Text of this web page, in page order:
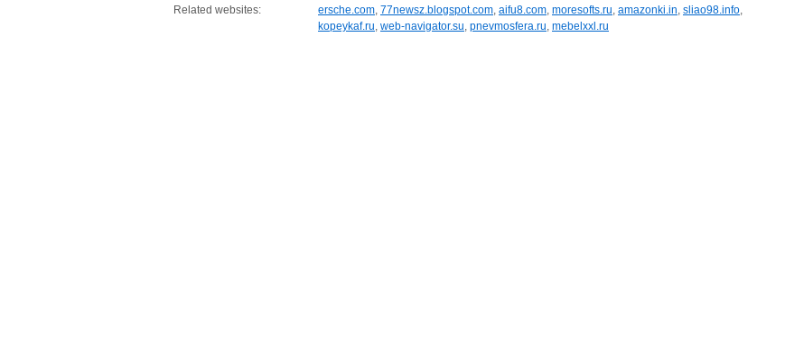
Related websites: ersche.com, 77newsz.blogspot.com, aifu8.com, moresofts.ru, amazonki.in, sliao98.info,
kopeykaf.ru, web-navigator.su, pnevmosfera.ru, mebelxxl.ru